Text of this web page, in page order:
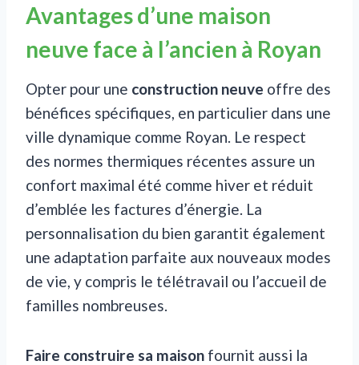
Avantages d’une maison
neuve face à l’ancien à Royan
Opter pour une construction neuve offre des
bénéfices spécifiques, en particulier dans une
ville dynamique comme Royan. Le respect
des normes thermiques récentes assure un
confort maximal été comme hiver et réduit
d’emblée les factures d’énergie. La
personnalisation du bien garantit également
une adaptation parfaite aux nouveaux modes
de vie, y compris le télétravail ou l’accueil de
familles nombreuses.
Faire construire sa maison fournit aussi la